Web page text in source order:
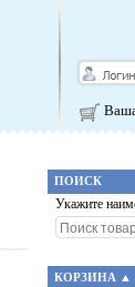
ПОИСК
Укажите
КОРЗИНА ▲